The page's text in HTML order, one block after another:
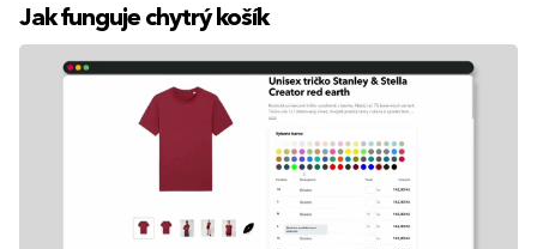
Jak funguje chytrý košík